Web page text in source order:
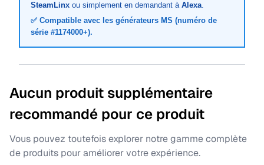
SteamLinx ou simplement en demandant à Alexa.
✅ Compatible avec les générateurs MS (numéro de
série #1174000+).
Aucun produit supplémentaire
recommandé pour ce produit
Vous pouvez toutefois explorer notre gamme complète
de produits pour améliorer votre expérience.